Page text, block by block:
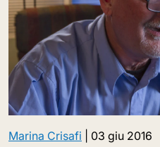
Marina Crisafi 03 giu 2016